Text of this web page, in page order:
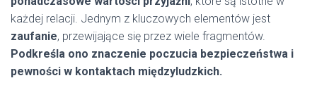
każdej relacji. Jednym z kluczowych elementów jest
zaufanie, przewijające się przez wiele fragmentów.
Podkreśla ono znaczenie poczucia bezpieczeństwa i
pewności w kontaktach międzyludzkich.